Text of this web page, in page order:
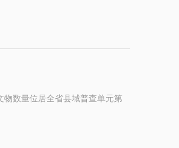
数量位居全省县域普查单元第